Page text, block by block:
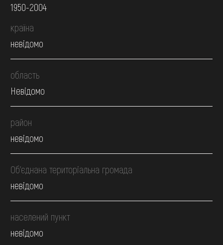
1950-2004
країна
невідомо
область
Невідомо
район
невідомо
Об’єднана територіальна громада
невідомо
населений пункт
невідомо